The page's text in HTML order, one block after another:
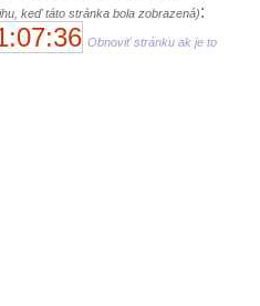
keď táto stránka bola zobrazená):
Obnoviť stránku ak je to